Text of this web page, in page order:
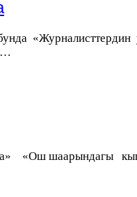
«Ош шаарындагы